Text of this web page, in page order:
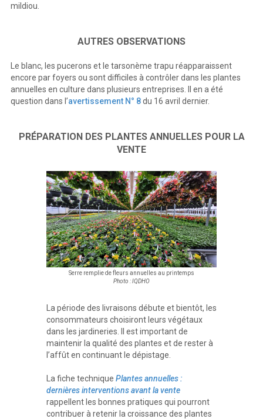
mildiou.
AUTRES OBSERVATIONS
Le blanc, les pucerons et le tarsonème trapu réapparaissent
encore par foyers ou sont difficiles à contrôler dans les plantes
annuelles en culture dans plusieurs entreprises. Il en a été
question dans l’avertissement N° 8du 16 avril dernier.
PRÉPARATION DES PLANTES ANNUELLES POUR LA
VENTE
Serre remplie de fleurs annuelles au printemps
Photo : IQDHO
La période des livraisons débute et bientôt, les
consommateurs choisiront leurs végétaux
dans les jardineries. Il est important de
maintenir la qualité des plantes et de rester à
l’affût en continuant le dépistage.
La fiche technique Plantes annuelles :
dernières interventions avant la vente
rappellent les bonnes pratiques qui pourront
contribuer à retenir la croissance des plantes